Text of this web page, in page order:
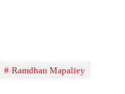
Ramdhan Mapaliey